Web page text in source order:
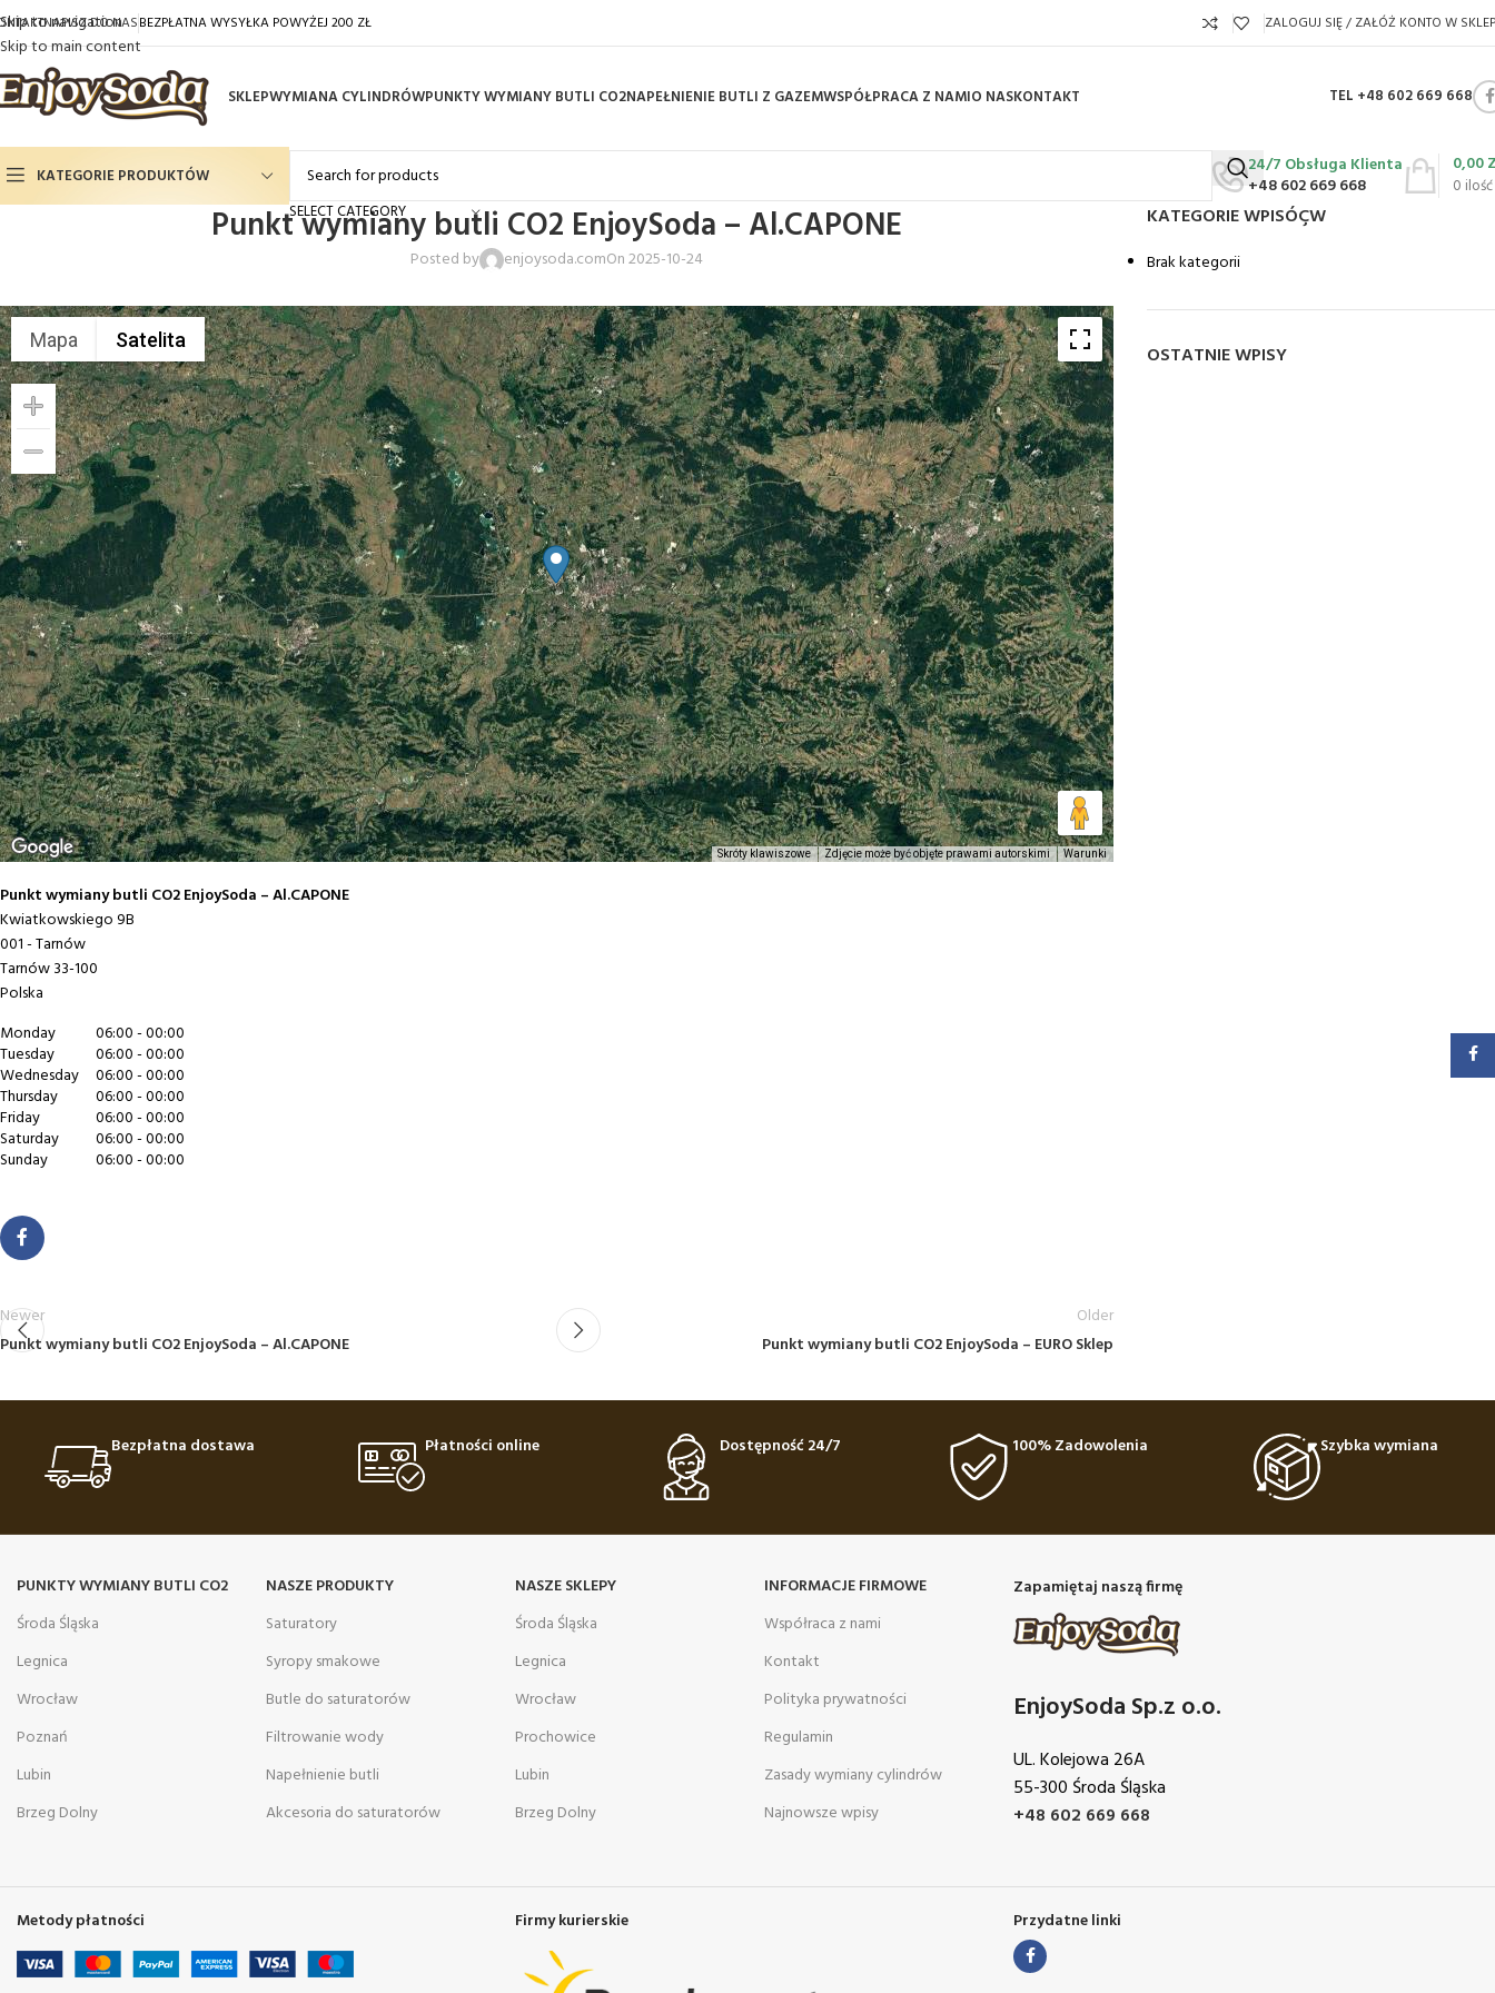
Skip to navigation
Skip to main content
NAPISZ DO NASBEZPŁATNA WYSYŁKA POWYŻEJ 200 ZŁ ZALOGUJ SIĘ / ZAŁÓŻ KONTO W
SKLEPWYMIANA CYLINDRÓWPUNKTY WYMIANY BUTLI CO2NAPEŁNIENIE BUTLI Z GAZEMWSPÓŁPRACA Z NAMIO NASKONTAKT TEL +48 602 669 668
KATEGORIE PRODUKTÓW
Cylindry do saturatorów
Saturatory
Filtrowanie wody
Akcesoria do saturatorów
Filtrowanie wody
Saturatory
Zestawy
Akcesoria do saturatorów
SELECT CATEGORY
24/7 Obsługa Klienta
+48 602 669 668
0 ilość
0,00
Punkt wymiany butli CO2 EnjoySoda – Al.CAPONE
Posted by enjoysoda.comOn 2025-10-24
Mapa Satelita
Skróty klawiszowe Zdjęcie może być objęte prawami autorskimi Warunki
Punkt wymiany butli CO2 EnjoySoda – Al.CAPONE
Kwiatkowskiego 9B
001 - Tarnów
Tarnów33-100
Polska
Monday
06:00 - 00:00
Tuesday
06:00 - 00:00
Wednesday
06:00 - 00:00
Thursday
06:00 - 00:00
Friday
06:00 - 00:00
Saturday
06:00 - 00:00
Sunday
06:00 - 00:00
Newer
Punkt wymiany butli CO2 EnjoySoda – Al.CAPONE
Older
Punkt wymiany butli CO2 EnjoySoda – EURO Sklep
KATEGORIE WPISÓÇW
Brak kategorii
OSTATNIE WPISY
Bezpłatna dostawa Płatności online Dostępność 24/7 100% Zadowolenia Szybka wymiana
PUNKTY WYMIANY BUTLI CO2
Środa Śląska
Legnica
Wrocław
Poznań
Lubin
Brzeg Dolny
NASZE PRODUKTY
Saturatory
Syropy smakowe
Butle do saturatorów
Filtrowanie wody
Napełnienie butli
Akcesoria do saturatorów
NASZE SKLEPY
Środa Śląska
Legnica
Wrocław
Prochowice
Lubin
Brzeg Dolny
INFORMACJE FIRMOWE
Współraca z nami
Kontakt
Polityka prywatności
Regulamin
Zasady wymiany cylindrów
Najnowsze wpisy
Zapamiętaj naszą firmę
EnjoySoda Sp.z o.o.
UL. Kolejowa 26A
55-300 Środa Śląska
+48 602 669 668
Metody płatności Firmy kurierskie Przydatne linki